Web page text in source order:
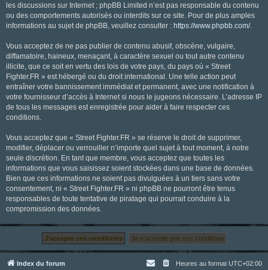
les discussions sur Internet ; phpBB Limited n’est pas responsable du contenu
ou des comportements autorisés ou interdits sur ce site. Pour de plus amples
informations au sujet de phpBB, veuillez consulter : https://www.phpbb.com/.
Vous acceptez de ne pas publier de contenu abusif, obscène, vulgaire,
diffamatoire, haineux, menaçant, à caractère sexuel ou tout autre contenu
illicite, que ce soit en vertu des lois de votre pays, du pays où « Street
Fighter.FR » est hébergé ou du droit international. Une telle action peut
entraîner votre bannissement immédiat et permanent, avec une notification à
votre fournisseur d’accès à Internet si nous le jugeons nécessaire. L’adresse IP
de tous les messages est enregistrée pour aider à faire respecter ces
conditions.
Vous acceptez que « Street Fighter.FR » se réserve le droit de supprimer,
modifier, déplacer ou verrouiller n’importe quel sujet à tout moment, à notre
seule discrétion. En tant que membre, vous acceptez que toutes les
informations que vous saisissez soient stockées dans une base de données.
Bien que ces informations ne soient pas divulguées à un tiers sans votre
consentement, ni « Street Fighter.FR » ni phpBB ne pourront être tenus
responsables de toute tentative de piratage qui pourrait conduire à la
compromission des données.
Index du forum Heures au format UTC+02:00